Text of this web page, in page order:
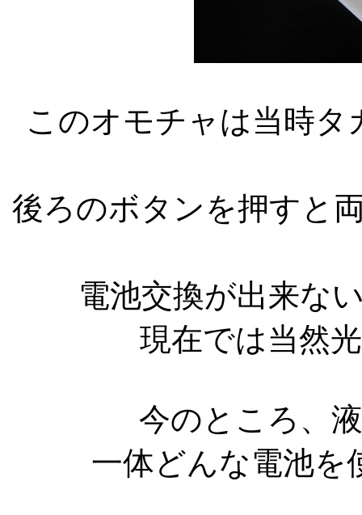
このオモチャは当時
後ろのボタンを押すと
電池交換が出来な
現在では当然
今のところ、
一体どんな電池を